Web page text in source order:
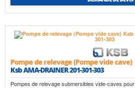
Pompe de relevage (Pompe vide cave)
Ksb AMA-DRAINER 201-301-303
Pompes de relevage submersibles vide-caves